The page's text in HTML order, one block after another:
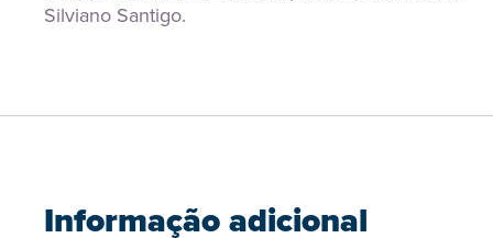
Silviano Santigo.
Informação adicional